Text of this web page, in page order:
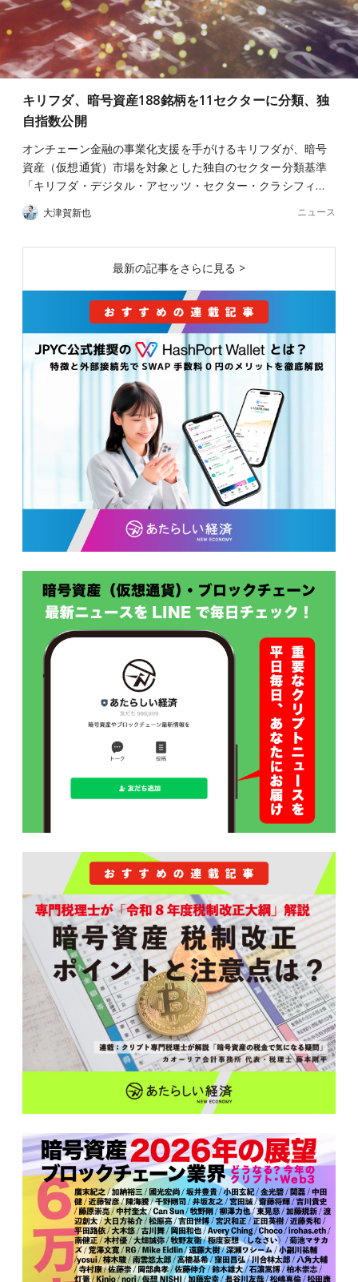
キリフダ、暗号資産188銘柄を11セクターに分類、独
自指数公開
オンチェーン金融の事業化支援を手がけるキリフダが、暗号
資産（仮想通貨）市場を対象とした独自のセクター分類基準
「キリフダ・デジタル・アセッツ・セクター・クラシフィ…
大津賀新也 ニュース
最新の記事をさらに見る >